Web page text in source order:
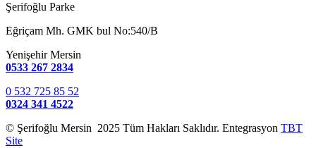
Şerifoğlu Parke
Eğriçam Mh. GMK bul No:540/B
Yenişehir Mersin
0533 267 2834
0 532 725 85 52
0324 341 4522
© Şerifoğlu Mersin 2025 Tüm Hakları Saklıdır. Entegrasyon TBT
Site